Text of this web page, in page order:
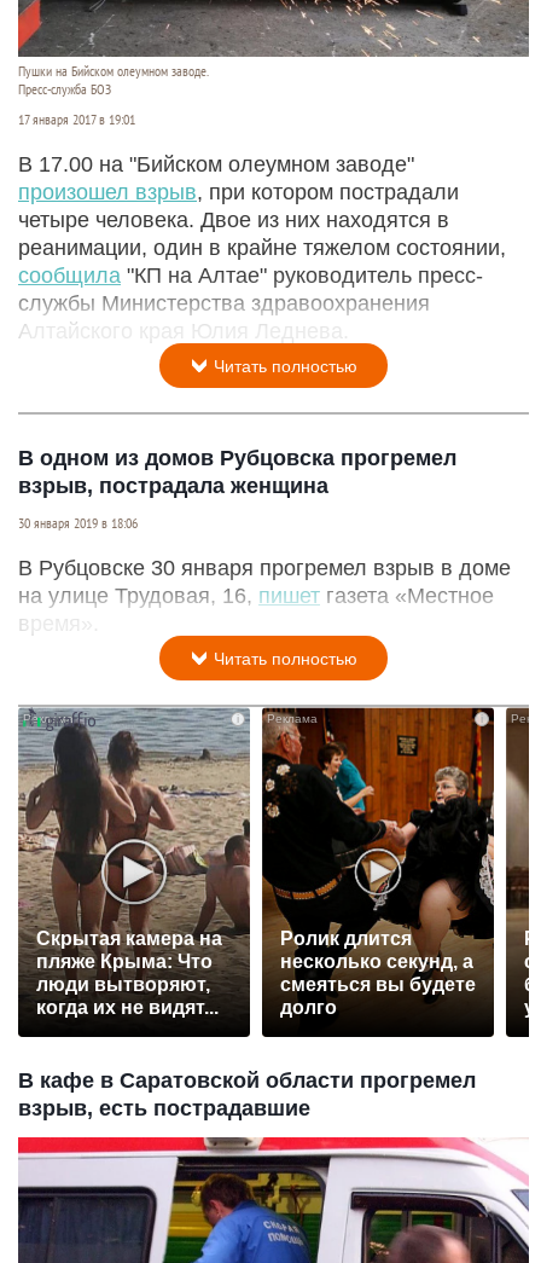
Пушки на Бийском олеумном заводе.
Пресс-служба БОЗ
17 января 2017 в 19:01
В 17.00 на "Бийском олеумном заводе"
произошел взрыв, при котором пострадали
четыре человека. Двое из них находятся в
реанимации, один в крайне тяжелом состоянии,
сообщила "КП на Алтае" руководитель пресс-
службы Министерства здравоохранения
Алтайского края Юлия Леднева.
Читать полностью
В одном из домов Рубцовска прогремел
взрыв, пострадала женщина
30 января 2019 в 18:06
В Рубцовске 30 января прогремел взрыв в доме
на улице Трудовая, 16, пишет газета «Местное
время».
Читать полностью
i
Скрытая камера на
пляже Крыма: Что
люди вытворяют,
когда их не видят...
i
Ролик длится
несколько секунд, а
смеяться вы будете
долго
В кафе в Саратовской области прогремел
взрыв, есть пострадавшие